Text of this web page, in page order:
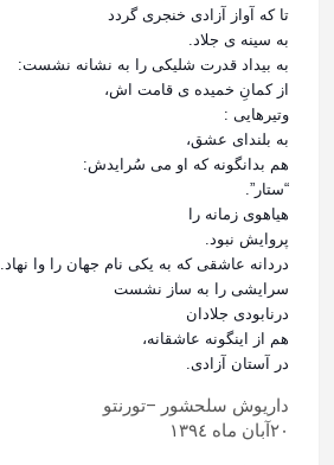
تا که آواز آزادی خنجری گردد
به سینه ی جلاد.
به بیداد قدرت شلیکی را به نشانه نشست:
از کمانِ خمیده ی قامت اش،
وتیرهایی :
به بلندای عشق،
هم بدانگونه که او می سُرایدش:
“ستار”.
هیاهوی زمانه را
پروایش نبود.
دردانه عاشقی که به یکی نام جهان را وا نهاد.
سرایشی را به ساز نشست
درنابودی جلادان
هم از اینگونه عاشقانه،
در آستان آزادی.
داریوش سلحشور –تورنتو
٢۰آبان ماه ١٣٩٤